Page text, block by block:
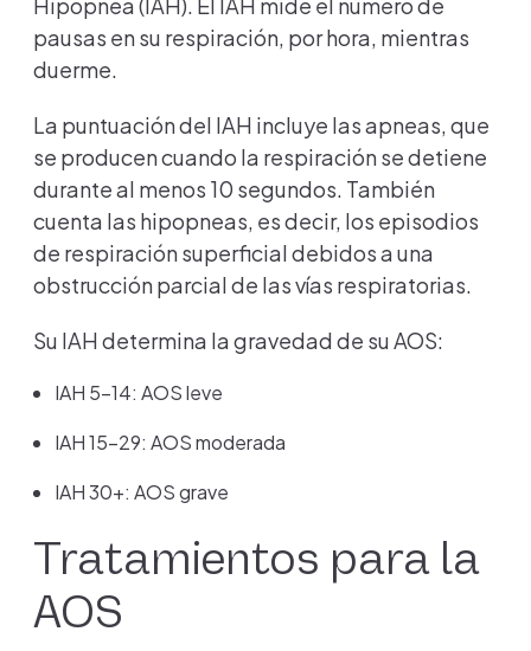
pausas en su respiración, por hora, mientras
duerme.
La puntuación del IAH incluye las apneas, que
se producen cuando la respiración se detiene
durante al menos 10 segundos. También
cuenta las hipopneas, es decir, los episodios
de respiración superficial debidos a una
obstrucción parcial de las vías respiratorias.
Su IAH determina la gravedad de su AOS:
IAH 5-14: AOS leve
IAH 15-29: AOS moderada
IAH 30+: AOS grave
Tratamientos para la
AOS